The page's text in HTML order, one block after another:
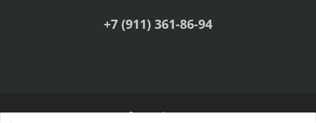
+7 (911) 361-86-94
© Sportsolo, 2011